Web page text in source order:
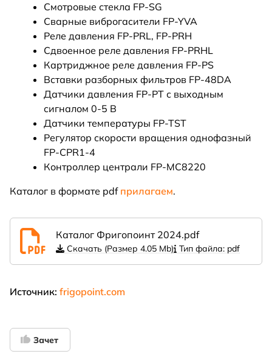
Смотровые стекла FP-SG
Сварные виброгасители FP-YVA
Реле давления FP-PRL, FP-PRH
Сдвоенное реле давления FP-PRHL
Картриджное реле давления FP-PS
Вставки разборных фильтров FP-48DA
Датчики давления FP-PT с выходным
сигналом 0-5 В
Датчики температуры FP-TST
Регулятор скорости вращения однофазный
FP-CPR1-4
Контроллер централи FP-MC8220
Каталог в формате pdf прилагаем.
Каталог Фригопоинт 2024.pdf
Скачать (Размер 4.05 Mb) Тип файла: pdf
Источник: frigopoint.com
Зачет